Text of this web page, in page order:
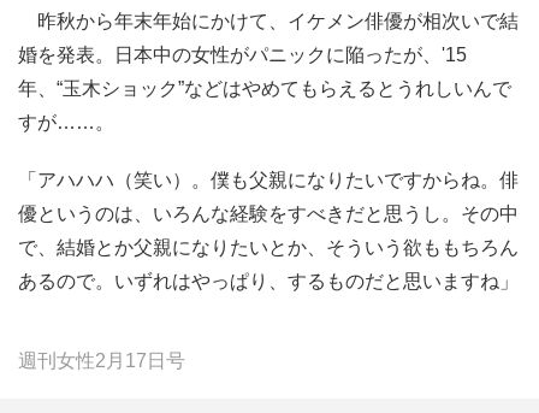
昨秋から年末年始にかけて、イケメン俳優が相次いで結
婚を発表。日本中の女性がパニックに陥ったが、'15
年、“玉木ショック”などはやめてもらえるとうれしいんで
すが……。
「アハハハ（笑い）。僕も父親になりたいですからね。俳
優というのは、いろんな経験をすべきだと思うし。その中
で、結婚とか父親になりたいとか、そういう欲ももちろん
あるので。いずれはやっぱり、するものだと思いますね」
週刊女性2月17日号